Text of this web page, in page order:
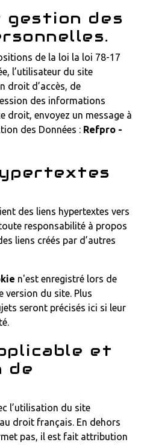
gestion des
de la loi la loi 78-17
l’utilisateur du site
droit d’accès, de
des informations
droit, envoyez un message à
des Données : Refpro -
des liens hypertextes vers
responsabilité à propos
liens créés par d’autres
n'est enregistré lors de
version du site. Plus
seront précisés ici si leur
et
de
l’utilisation du site
droit français. En dehors
pas, il est fait attribution